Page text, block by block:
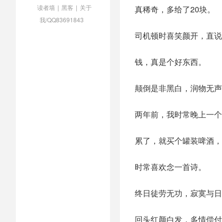
读者墙 | 黑客 | 关于
我/QQ83691843
真稀奇，多给了20块。
司机顿时喜笑颜开，直
钱，真是个好东西。
颠倒是非黑白，润物无
两年前，我时常晚上一
累了，就买个罐装啤酒
时常喜欢念一首诗。
终日徒劳无功，寂寞与
回头红颜白发，多情偿